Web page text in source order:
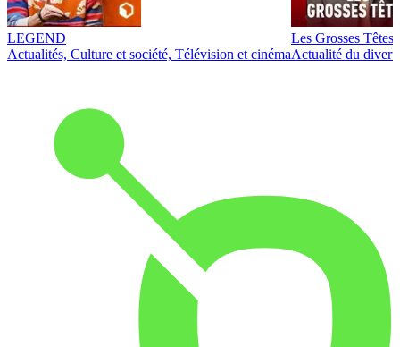
LEGEND
Actualités, Culture et société, Télévision et cinéma
Les Grosses Têtes
Actualité du